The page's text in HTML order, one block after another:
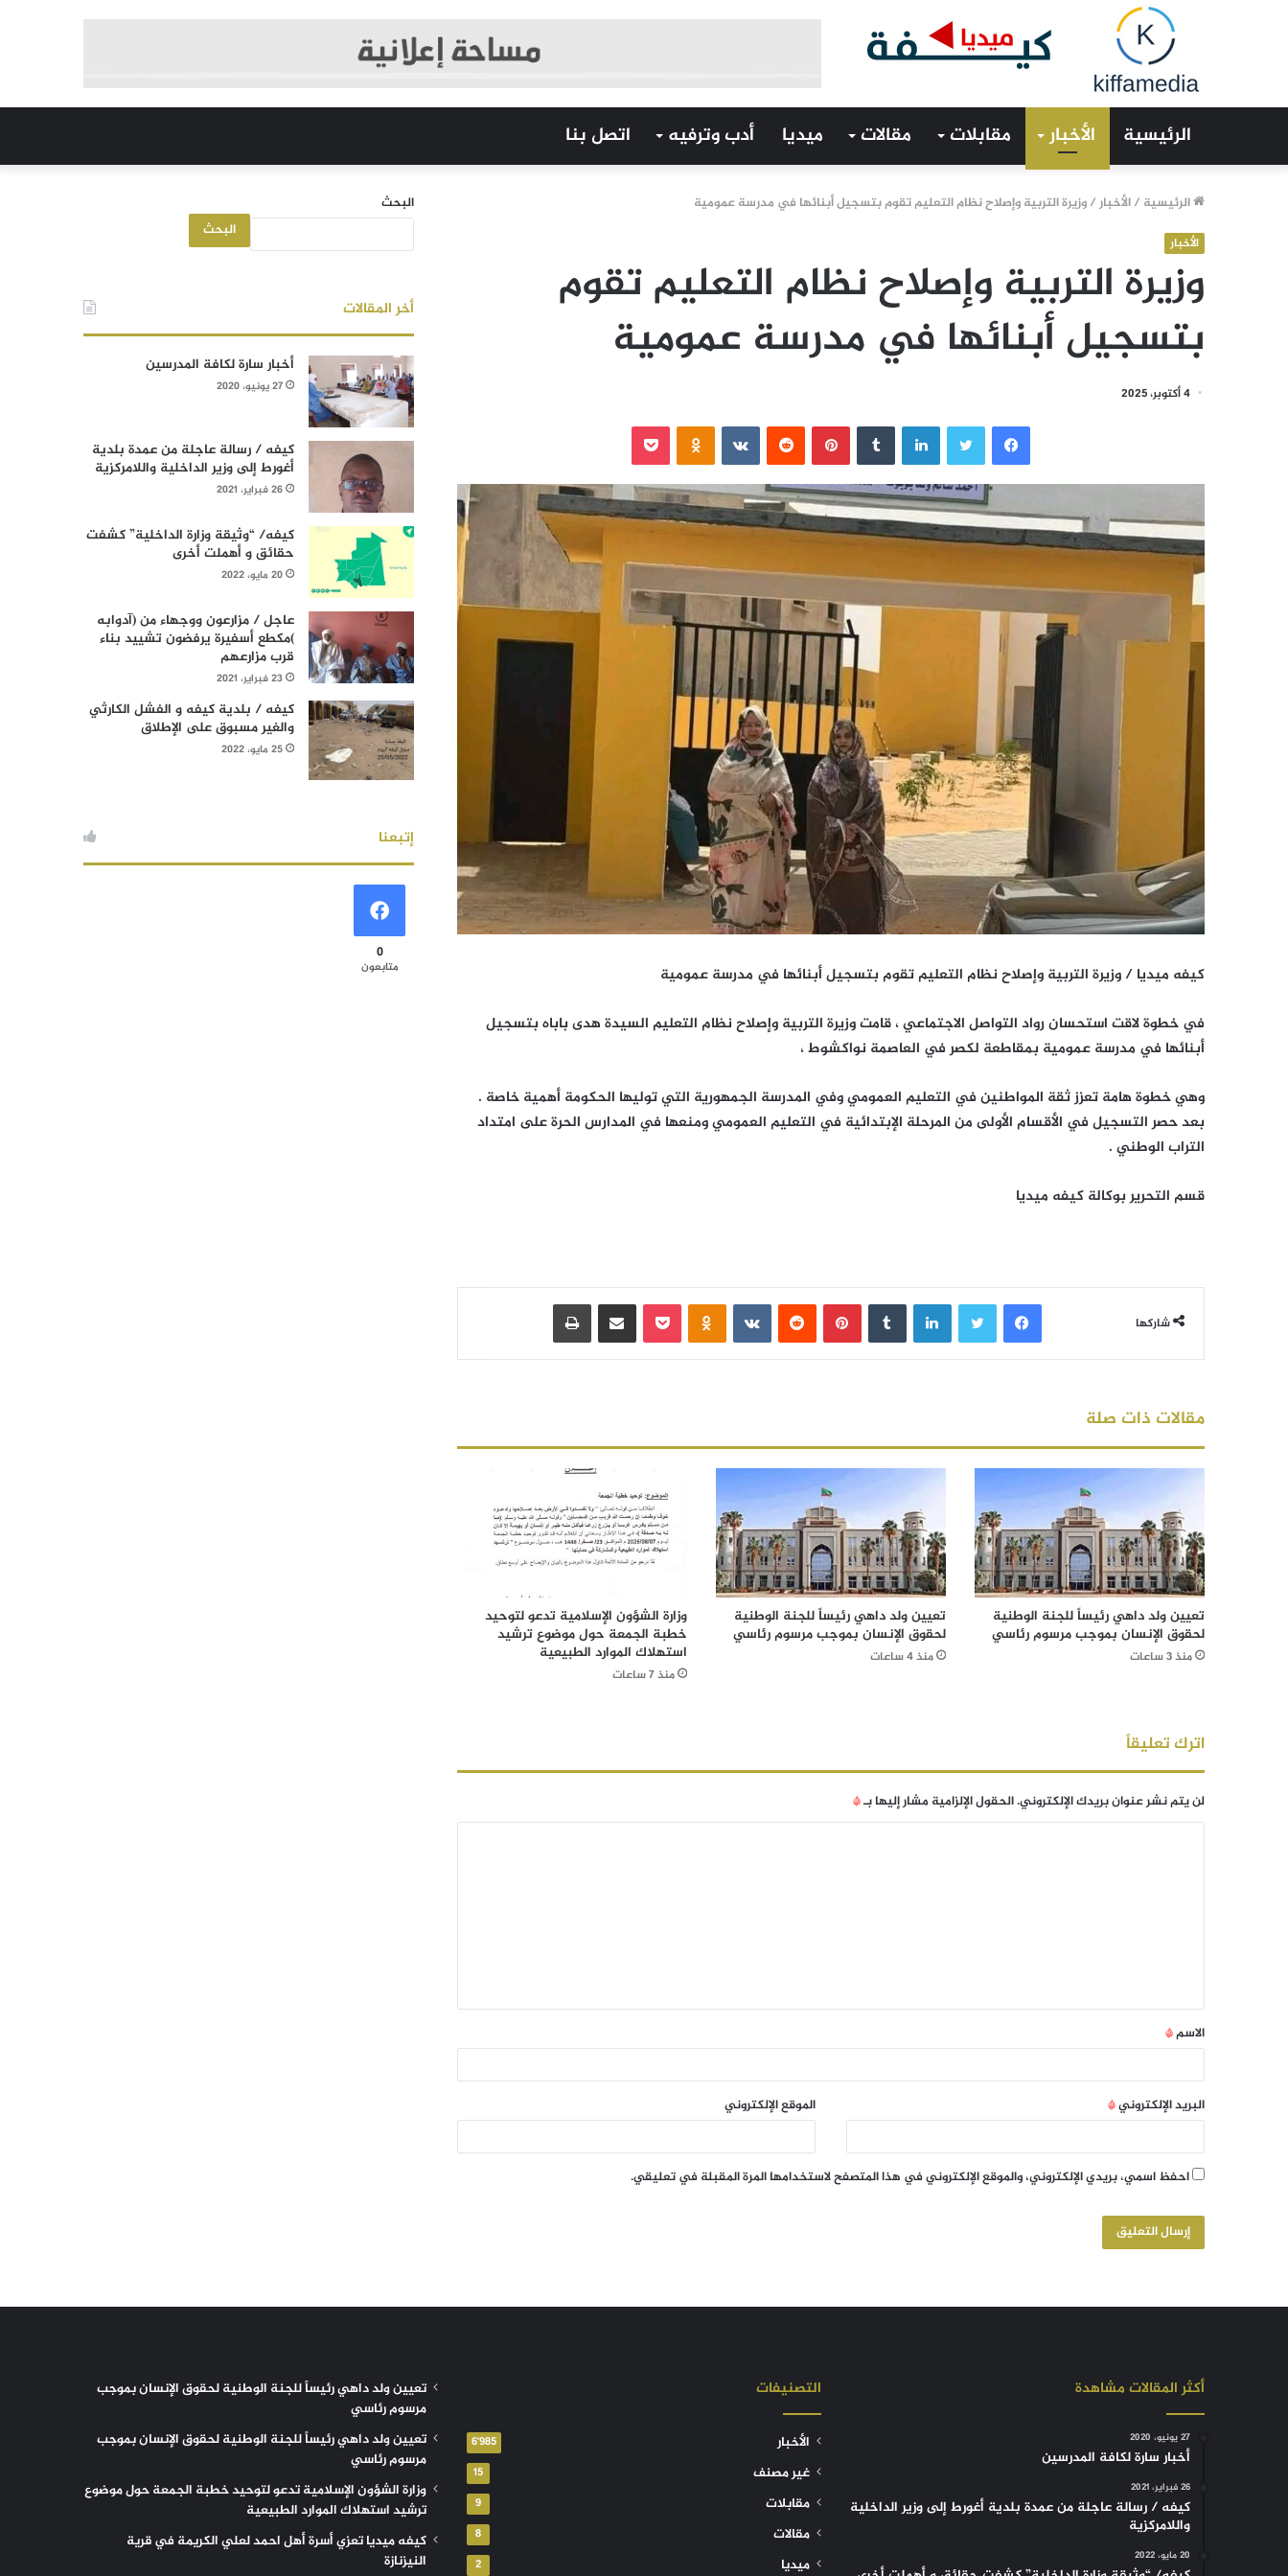
الرئيسية الأخبار مقابلات مقالات ميديا أدب وترفيه اتصل بنا
الرئيسية /الأخبار/وزيرة التربية وإصلاح نظام التعليم تقوم بتسجيل أبنائها في مدرسة عمومية
الأخبار
وزيرة التربية وإصلاح نظام التعليم تقوم
بتسجيل أبنائها في مدرسة عمومية
4 أكتوبر، 2025
فيسبوك لينكدإن بينتيريست
كيفه ميديا / وزيرة التربية وإصلاح نظام التعليم تقوم بتسجيل أبنائها في مدرسة عمومية
في خطوة لاقت استحسان رواد التواصل الاجتماعي ، قامت وزيرة التربية وإصلاح نظام التعليم السيدة هدى باباه بتسجيل
أبنائها في مدرسة عمومية بمقاطعة لكصر في العاصمة نواكشوط ،
وهي خطوة هامة تعزز ثقة المواطنين في التعليم العمومي وفي المدرسة الجمهورية التي توليها الحكومة أهمية خاصة .
بعد حصر التسجيل في الأقسام الأولى من المرحلة الإبتدائية في التعليم العمومي ومنعها في المدارس الحرة على امتداد
التراب الوطني .
قسم التحرير بوكالة كيفه ميديا
شاركها
فيسبوك لينكدإن بينتيريست بوكيت مشاركة عبر البريد
مقالات ذات صلة
تعيين ولد داهي رئيساً للجنة الوطنية
لحقوق الإنسان بموجب مرسوم رئاسي
منذ 3 ساعات
تعيين ولد داهي رئيساً للجنة الوطنية
لحقوق الإنسان بموجب مرسوم رئاسي
منذ 4 ساعات
وزارة الشؤون الإسلامية تدعو لتوحيد
خطبة الجمعة حول موضوع ترشيد
استهلاك الموارد الطبيعية
منذ 7 ساعات
اترك تعليقاً
لن يتم نشر عنوان بريدك الإلكتروني.الحقول الإلزامية مشار إليها بـ*
الاسم*
البريد الإلكتروني* الموقع الإلكتروني
احفظ اسمي، بريدي الإلكتروني، والموقع الإلكتروني في هذا المتصفح لاستخدامها المرة المقبلة في تعليقي.
البحث
البحث
أخر المقالات
أخبار سارة لكافة المدرسين
27 يونيو، 2020
كيفه / رسالة عاجلة من عمدة بلدية
أغورط إلى وزير الداخلية واللامركزية
26 فبراير، 2021
كيفه/ “وثيقة وزارة الداخلية” كشفت
حقائق و أهملت أخرى
20 مايو، 2022
عاجل / مزارعون ووجهاء من (آدوابه
)مكطع أسفيرة يرفضون تشييد بناء
قرب مزارعهم
23 فبراير، 2021
كيفه / بلدية كيفه و الفشل الكارثي
والغير مسبوق على الإطلاق
25 مايو، 2022
إتبعنا
0
متابعون
أكثر المقالات مشاهدة
27 يونيو، 2020
أخبار سارة لكافة المدرسين
26 فبراير، 2021
كيفه / رسالة عاجلة من عمدة بلدية أغورط إلى وزير الداخلية
واللامركزية
20 مايو، 2022
التصنيفات
الأخبار 6٬985
غير مصنف 15
مقابلات 9
مقالات 8
ميديا 2
تعيين ولد داهي رئيساً للجنة الوطنية لحقوق الإنسان بموجب
مرسوم رئاسي
تعيين ولد داهي رئيساً للجنة الوطنية لحقوق الإنسان بموجب
مرسوم رئاسي
وزارة الشؤون الإسلامية تدعو لتوحيد خطبة الجمعة حول موضوع
ترشيد استهلاك الموارد الطبيعية
كيفه ميديا تعزي أسرة أهل احمد لعلي الكريمة في قرية
النيزنازة